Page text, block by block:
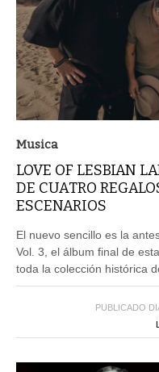
Musica
LOVE OF LESBIAN
DE CUATRO
ESCENARIOS
El nuevo sencillo es la
Vol. 3, el álbum final de
toda la colección histórica
PUBLICADO